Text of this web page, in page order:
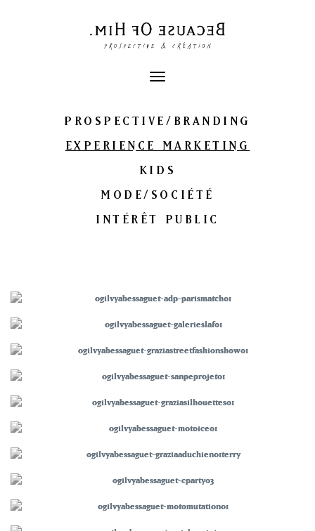
Toggle
PROSPECTIVE/BRANDING
EXPERIENCE MARKETING
KIDS
MODE/SOCIÉTÉ
INTÉRÊT PUBLIC